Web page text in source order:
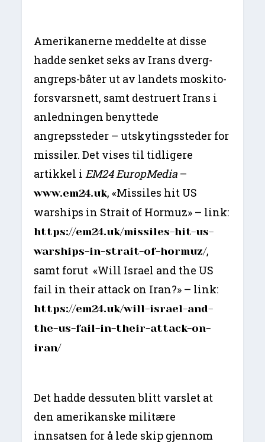
Amerikanerne meddelte at disse
hadde senket seks av Irans dverg-
angreps-båter ut av landets moskito-
forsvarsnett, samt destruert Irans i
anledningen benyttede
angrepssteder – utskytingssteder for
missiler. Det vises til tidligere
artikkel i EM24 EuropMedia –
www.em24.uk, «Missiles hit US
warships in Strait of Hormuz» – link:
https://em24.uk/missiles-hit-us-
warships-in-strait-of-hormuz/,
samt forut «Will Israel and the US
fail in their attack on Iran?» – link:
https://em24.uk/will-israel-and-
the-us-fail-in-their-attack-on-
iran/
Det hadde dessuten blitt varslet at
den amerikanske militære
innsatsen for å lede skip gjennom